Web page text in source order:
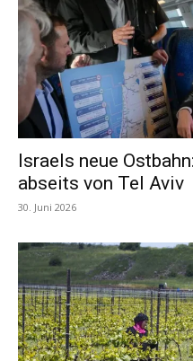
Israels neue
abseits von Tel Aviv
30. Juni 2026